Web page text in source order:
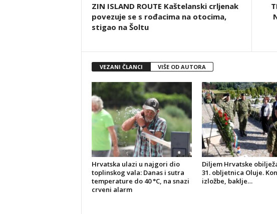
ZIN ISLAND ROUTE Kaštelanski crljenak
povezuje se s rođacima na otocima,
stigao na Šoltu
VEZANI ČLANCI VIŠE OD AUTORA
Hrvatska ulazi u najgori dio
toplinskog vala: Danas i sutra
temperature do 40 °C, na snazi
crveni alarm
Diljem Hrvatske
31. obljetnica Oluje.
izložbe, baklje…